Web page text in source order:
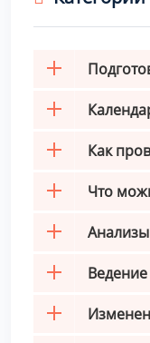
Как
Что